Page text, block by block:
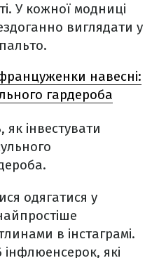
У кожної модниці
виглядати у
навесні:
гардероба
інвестувати
одягатися у
в інстаграмі.
які